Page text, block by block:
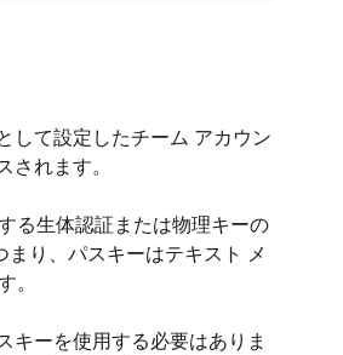
す。指示に従ってログインを
して設定したチーム アカウン
れます。
る生体認証または物理キーの
り、パスキーはテキスト メ
。
キーを使用する必要はありま